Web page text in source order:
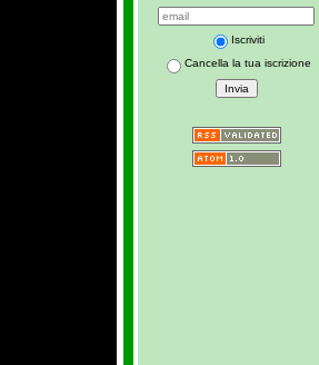
Iscriviti
Cancella la tua iscrizione